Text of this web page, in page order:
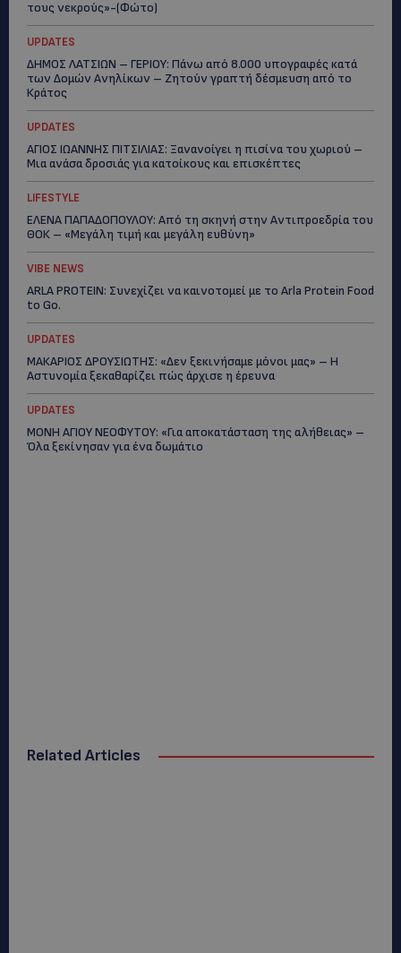
τους νεκρούς»-(Φώτο)
UPDATES
ΔΗΜΟΣ ΛΑΤΣΙΩΝ – ΓΕΡΙΟΥ: Πάνω από 8.000 υπογραφές κατά
των Δομών Ανηλίκων – Ζητούν γραπτή δέσμευση από το
Κράτος
UPDATES
ΑΓΙΟΣ ΙΩΑΝΝΗΣ ΠΙΤΣΙΛΙΑΣ: Ξανανοίγει η πισίνα του χωριού –
Μια ανάσα δροσιάς για κατοίκους και επισκέπτες
LIFESTYLE
ΕΛΕΝΑ ΠΑΠΑΔΟΠΟΥΛΟΥ: Από τη σκηνή στην Αντιπροεδρία του
ΘΟΚ – «Μεγάλη τιμή και μεγάλη ευθύνη»
VIBE NEWS
ARLA PROTEIN: Συνεχίζει να καινοτομεί με το Arla Protein Food
to Go.
UPDATES
ΜΑΚΑΡΙΟΣ ΔΡΟΥΣΙΩΤΗΣ: «Δεν ξεκινήσαμε μόνοι μας» – Η
Αστυνομία ξεκαθαρίζει πώς άρχισε η έρευνα
UPDATES
ΜΟΝΗ ΑΓΙΟΥ ΝΕΟΦΥΤΟΥ: «Για αποκατάσταση της αλήθειας» –
Όλα ξεκίνησαν για ένα δωμάτιο
Related Articles